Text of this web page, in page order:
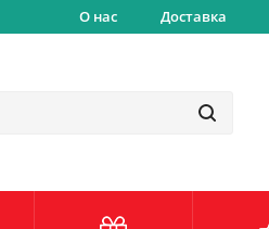
О нас Доставка